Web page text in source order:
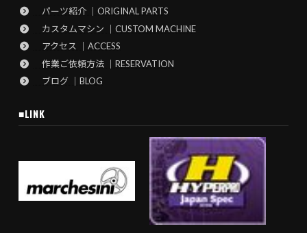
パーツ紹介 ｜ORIGINAL PARTS
カスタムマシン ｜CUSTOM MACHINE
アクセス ｜ACCESS
作業ご依頼方法 ｜RESERVATION
ブログ ｜BLOG
■LINK